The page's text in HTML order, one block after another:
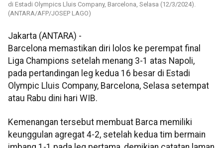
di Estadi Olympics Lluis Company, Barcelona, Selasa (12/3/2024).
(ANTARA/AFP/JOSEP LAGO)
Jakarta (ANTARA) -
Barcelona memastikan diri lolos ke perempat final
Liga Champions setelah menang 3-1 atas Napoli,
pada pertandingan leg kedua 16 besar di Estadi
Olympic Lluis Company, Barcelona, Selasa setempat
atau Rabu dini hari WIB.
Kemenangan tersebut membuat Barca memiliki
keunggulan agregat 4-2, setelah kedua tim bermain